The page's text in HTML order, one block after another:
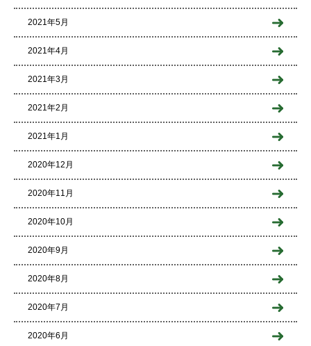
2021年5月
2021年4月
2021年3月
2021年2月
2021年1月
2020年12月
2020年11月
2020年10月
2020年9月
2020年8月
2020年7月
2020年6月